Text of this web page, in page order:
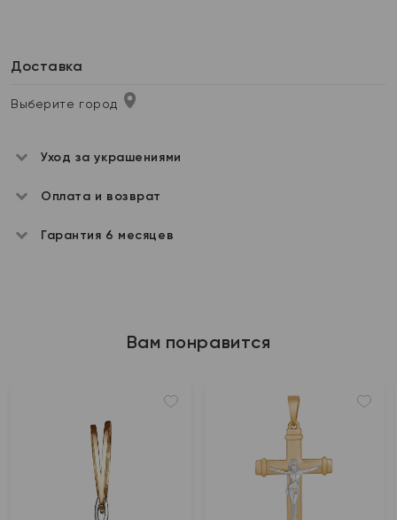
Доставка
Выберите город
Уход за украшениями
Оплата и возврат
Гарантия 6 месяцев
Вам понравится